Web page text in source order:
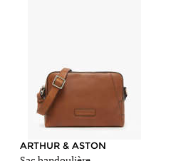
ARTHUR & ASTON